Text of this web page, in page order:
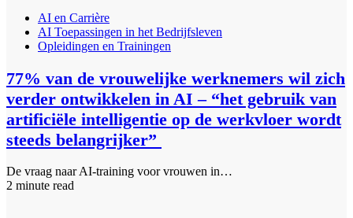
AI en Carrière
AI Toepassingen in het Bedrijfsleven
Opleidingen en Trainingen
77% van de vrouwelijke werknemers wil zich
verder ontwikkelen in AI – “het gebruik van
artificiële intelligentie op de werkvloer wordt
steeds belangrijker”
De vraag naar AI-training voor vrouwen in…
2 minute read